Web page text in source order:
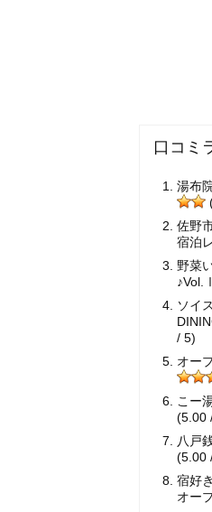
口コミ
湯布
佐野
宿泊
野菜
♪Vol.Ⅰ
ソイ
/ 5)
オー
こー
(5.00
八戸
(5.00
宿好
オー